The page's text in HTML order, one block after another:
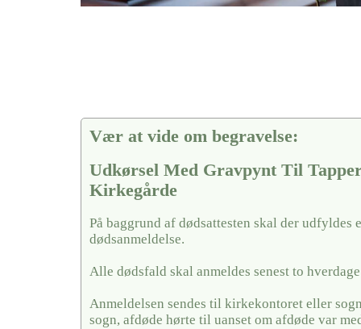
Vær at vide om begravelse:
Udkørsel Med Gravpynt Til
Kirkegårde
På baggrund af dødsattesten skal der udfyldes
dødsanmeldelse.
Alle dødsfald skal anmeldes senest to
Anmeldelsen sendes til kirkekontoret eller
sogn, afdøde hørte til uanset om afdøde var